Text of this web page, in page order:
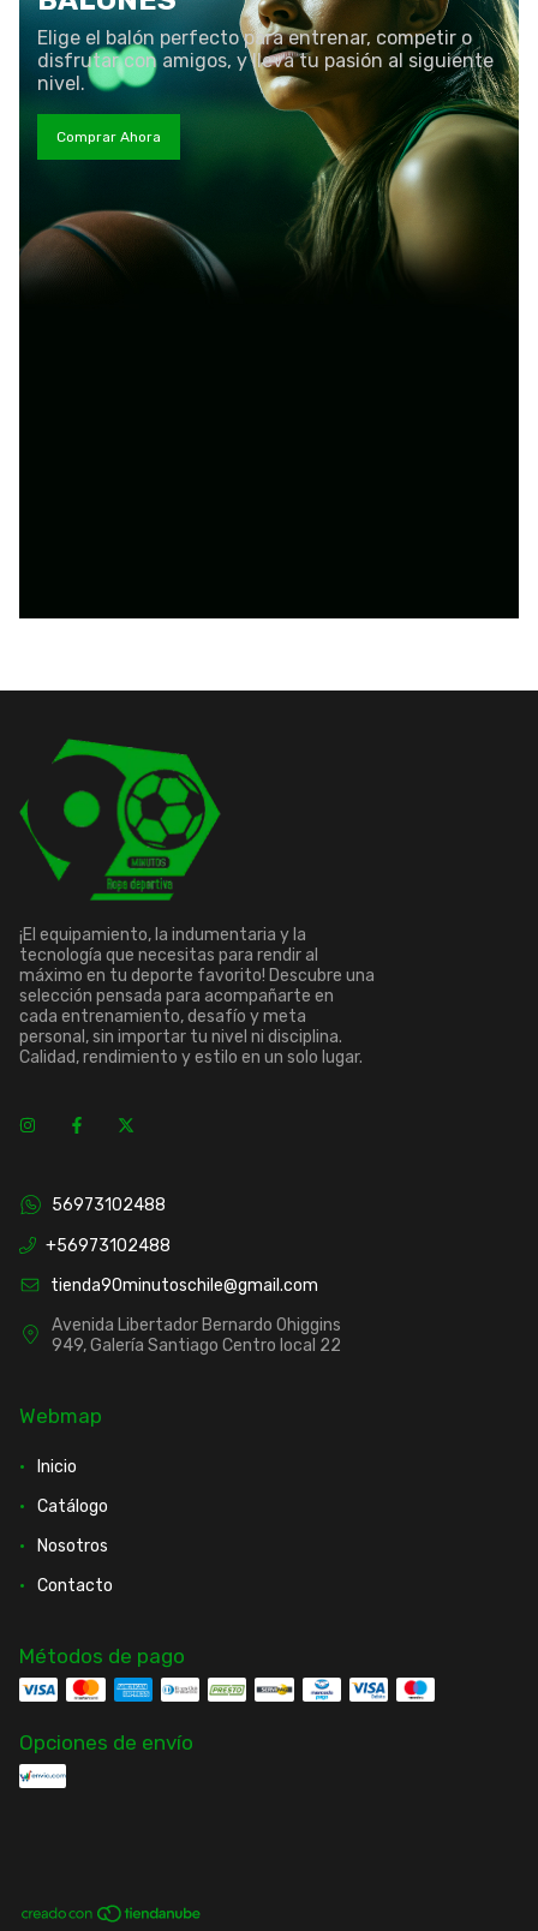
Elige el balón perfecto para entrenar, competir o
disfrutar con amigos, y lleva tu pasión al siguiente
nivel.
Comprar Ahora
¡El equipamiento, la indumentaria y la
tecnología que necesitas para rendir al
máximo en tu deporte favorito! Descubre una
selección pensada para acompañarte en
cada entrenamiento, desafío y meta
personal, sin importar tu nivel ni disciplina.
Calidad, rendimiento y estilo en un solo lugar.
56973102488
+56973102488
tienda90minutoschile@gmail.com
Avenida Libertador Bernardo Ohiggins
949, Galería Santiago Centro local 22
Webmap
Inicio
Catálogo
Nosotros
Contacto
Métodos de pago
Opciones de envío